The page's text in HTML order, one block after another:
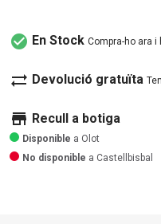
check_circle En Stock Compra-ho ara i
sync_alt Devolució gratuïta
store Recull a botiga
Disponible a Olot
No disponible a Castellbisbal